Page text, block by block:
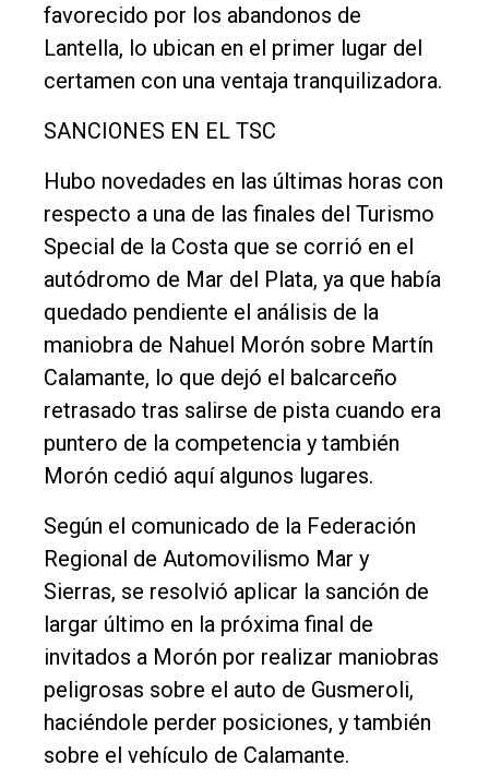
favorecido por los abandonos de
Lantella, lo ubican en el primer lugar del
certamen con una ventaja tranquilizadora.
SANCIONES EN EL TSC
Hubo novedades en las últimas horas con
respecto a una de las finales del Turismo
Special de la Costa que se corrió en el
autódromo de Mar del Plata, ya que había
quedado pendiente el análisis de la
maniobra de Nahuel Morón sobre Martín
Calamante, lo que dejó el balcarceño
retrasado tras salirse de pista cuando era
puntero de la competencia y también
Morón cedió aquí algunos lugares.
Según el comunicado de la Federación
Regional de Automovilismo Mar y
Sierras, se resolvió aplicar la sanción de
largar último en la próxima final de
invitados a Morón por realizar maniobras
peligrosas sobre el auto de Gusmeroli,
haciéndole perder posiciones, y también
sobre el vehículo de Calamante.